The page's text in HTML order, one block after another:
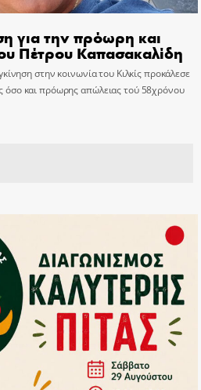
για την πρόωρη και
Πέτρου Καπασακαλίδη
στην κοινωνία του Κιλκίς προκάλεσε
όσο και πρόωρης απώλειας τού 58χρόνου